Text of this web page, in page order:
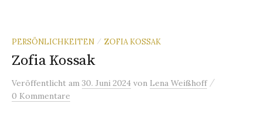
PERSÖNLICHKEITEN / ZOFIA KOSSAK
Zofia Kossak
Veröffentlicht am 30. Juni 2024 von Lena Weißhoff /
0 Kommentare